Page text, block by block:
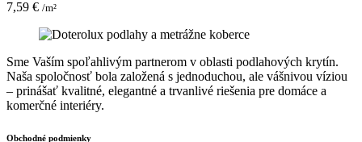
7,59 € /m²
Sme Vaším spoľahlivým partnerom v oblasti podlahových krytín.
Naša spoločnosť bola založená s jednoduchou, ale vášnivou víziou
– prinášať kvalitné, elegantné a trvanlivé riešenia pre domáce a
komerčné interiéry.
Obchodné podmienky